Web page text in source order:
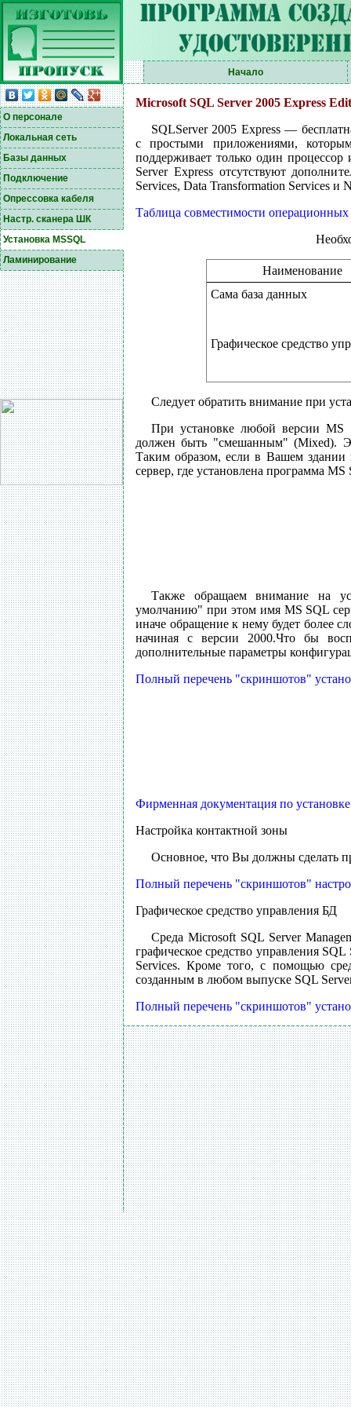
Начало
О персонале
Локальная сеть
Базы данных
Подключение
Опрессовка кабеля
Настр. сканера ШК
Установка MSSQL
Ламинирование
Microsoft SQL Server 2005 Express
SQLServer 2005 Express —
с простыми приложениями,
поддерживает только один
Server Express отсутствуют
Services, Data Transformation Services и
Таблица совместимости операционных
Наименование
Сама база данных
Графическое средство
Следует обратить внимание при
При установке любой версии MS
должен быть "смешанным" (Mixed).
Таким образом, если в Вашем здании
сервер, где установлена программа
Также обращаем внимание на
умолчанию" при этом имя MS SQL
иначе обращение к нему будет более
начиная с версии 2000.Что бы
дополнительные параметры
Полный перечень "скриншотов"
Фирменная документация по
Настройка контактной зоны
Основное, что Вы должны сделать
Полный перечень "скриншотов"
Графическое средство управления БД
Среда Microsoft SQL Server
графическое средство управления
Services. Кроме того, с помощью
созданным в любом выпуске SQL
Полный перечень "скриншотов"